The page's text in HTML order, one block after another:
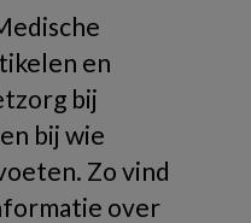
en
bij
bij wie
Zo vind
over